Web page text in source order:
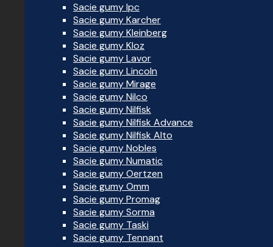
Sacie gumy Ipc
Sacie gumy Karcher
Sacie gumy Kleinberg
Sacie gumy Kloz
Sacie gumy Lavor
Sacie gumy Lincoln
Sacie gumy Mirage
Sacie gumy Nilco
Sacie gumy Nilfisk
Sacie gumy Nilfisk Advance
Sacie gumy Nilfisk Alto
Sacie gumy Nobles
Sacie gumy Numatic
Sacie gumy Oertzen
Sacie gumy Omm
Sacie gumy Promag
Sacie gumy Sorma
Sacie gumy Taski
Sacie gumy Tennant